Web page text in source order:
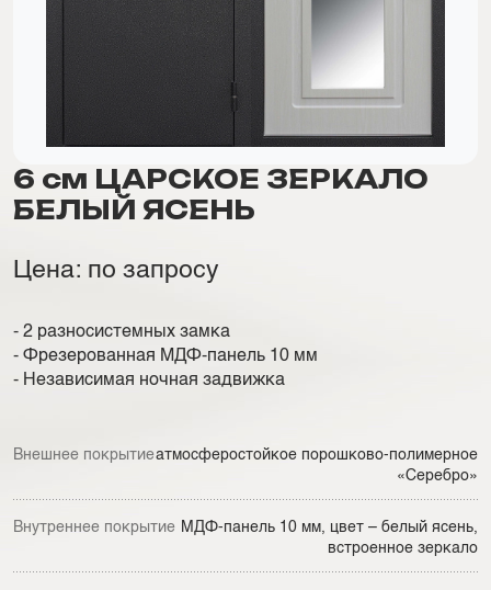
6 см ЦАРСКОЕ ЗЕРКАЛО
БЕЛЫЙ ЯСЕНЬ
Цена: по запросу
- 2 разносистемных замка
- Фрезерованная МДФ-панель 10 мм
- Независимая ночная задвижка
Внешнее покрытиеатмосферостойкое порошково-полимерное
«Серебро»
Внутреннее покрытие МДФ-панель 10 мм, цвет – белый ясень,
встроенное зеркало